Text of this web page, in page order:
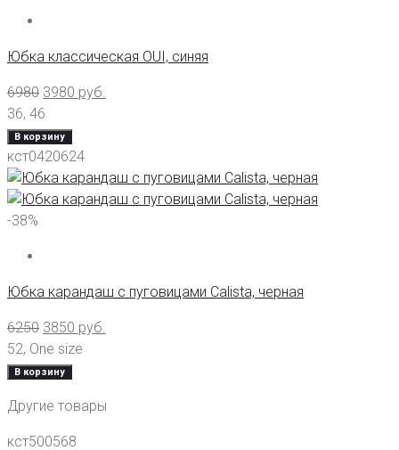
Юбка классическая OUI, синяя
6980 3980 руб.
36, 46
В корзину
кст0420624
-38%
Юбка карандаш с пуговицами Calista, черная
6250 3850 руб.
52, One size
В корзину
Другие товары
кст500568